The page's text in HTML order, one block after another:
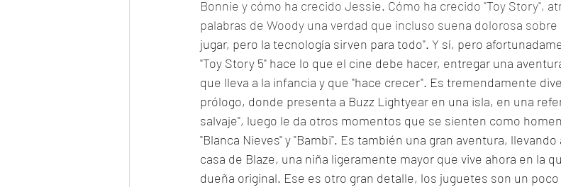
Bonnie y cómo ha crecido Jessie. Cómo ha crecido "Toy Story",
palabras de Woody una verdad que incluso suena dolorosa
jugar, pero la tecnología sirven para todo". Y sí, pero
"Toy Story 5" hace lo que el cine debe hacer, entregar una
que lleva a la infancia y que "hace crecer". Es tremendamente
prólogo, donde presenta a Buzz Lightyear en una isla, en una
salvaje", luego le da otros momentos que se sienten como
"Blanca Nieves" y "Bambi". Es también una gran aventura,
casa de Blaze, una niña ligeramente mayor que vive ahora en la
dueña original. Ese es otro gran detalle, los juguetes son un